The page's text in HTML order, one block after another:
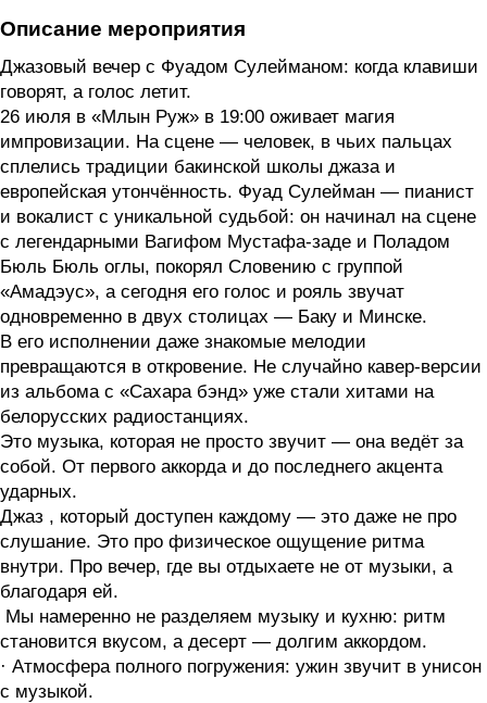
Описание мероприятия
Джазовый вечер с Фуадом Сулейманом: когда клавиши
говорят, а голос летит.
26 июля в «Млын Руж» в 19:00 оживает магия
импровизации. На сцене — человек, в чьих пальцах
сплелись традиции бакинской школы джаза и
европейская утончённость. Фуад Сулейман — пианист
и вокалист с уникальной судьбой: он начинал на сцене
с легендарными Вагифом Мустафа-заде и Поладом
Бюль Бюль оглы, покорял Словению с группой
«Амадэус», а сегодня его голос и рояль звучат
одновременно в двух столицах — Баку и Минске.
В его исполнении даже знакомые мелодии
превращаются в откровение. Не случайно кавер-версии
из альбома с «Сахара бэнд» уже стали хитами на
белорусских радиостанциях.
Это музыка, которая не просто звучит — она ведёт за
собой. От первого аккорда и до последнего акцента
ударных.
Джаз , который доступен каждому — это даже не про
слушание. Это про физическое ощущение ритма
внутри. Про вечер, где вы отдыхаете не от музыки, а
благодаря ей.
Мы намеренно не разделяем музыку и кухню: ритм
становится вкусом, а десерт — долгим аккордом.
· Атмосфера полного погружения: ужин звучит в унисон
с музыкой.